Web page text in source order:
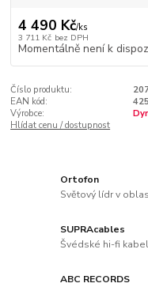
4 490 Kč/ks
3 711 Kč bez DPH
Momentálně není k
Číslo produktu:
EAN kód:
Výrobce:
Hlídat cenu / dostupnost
Ortofon
Světový lídr v
SUPRAcables
Švédské hi-fi
ABC RECORDS